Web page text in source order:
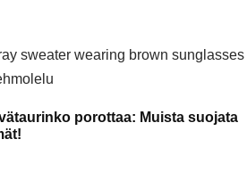
porottaa: Muista suojata